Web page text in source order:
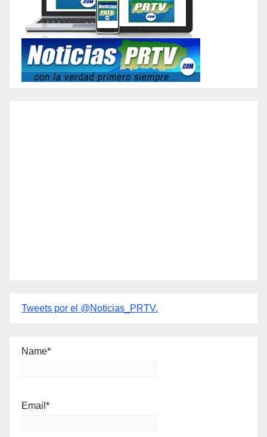
Tweets por el @Noticias_PRTV.
Name*
Email*